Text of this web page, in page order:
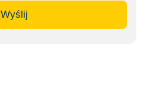
Wyślij